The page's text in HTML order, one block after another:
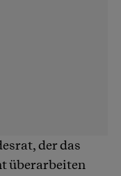
der das
überarbeiten